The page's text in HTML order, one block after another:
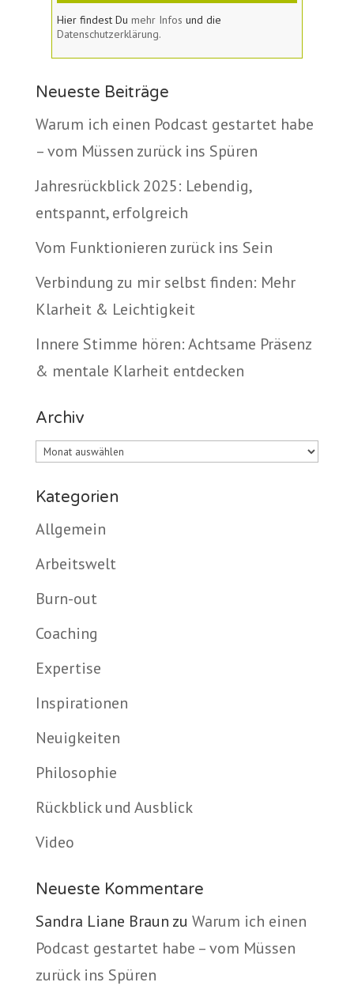
Hier findest Du mehr Infos und die
Datenschutzerklärung.
Neueste Beiträge
Warum ich einen Podcast gestartet habe
– vom Müssen zurück ins Spüren
Jahresrückblick 2025: Lebendig,
entspannt, erfolgreich
Vom Funktionieren zurück ins Sein
Verbindung zu mir selbst finden: Mehr
Klarheit & Leichtigkeit
Innere Stimme hören: Achtsame Präsenz
& mentale Klarheit entdecken
Archiv
Archiv
Kategorien
Allgemein
Arbeitswelt
Burn-out
Coaching
Expertise
Inspirationen
Neuigkeiten
Philosophie
Rückblick und Ausblick
Video
Neueste Kommentare
Sandra Liane Braun zu Warum ich einen
Podcast gestartet habe – vom Müssen
zurück ins Spüren